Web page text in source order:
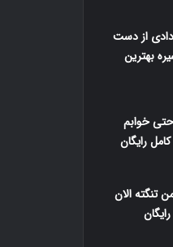
دادی از دست
بهترین
خوابم
رایگان
تنگته الان